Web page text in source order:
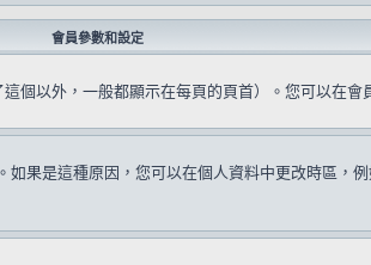
會員參數和設定
個以外，一般都顯示在每頁的頁首）。您可以在會
果是這種原因，您可以在個人資料中更改時區，